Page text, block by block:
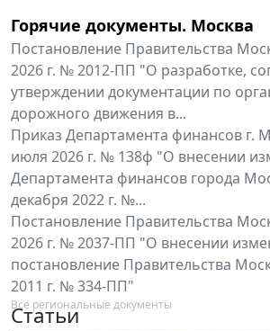
Горячие документы. Москва
Постановление Правительства
2026 г. № 2012-ПП "О разработке,
утверждении документации по
дорожного движения в...
Приказ Департамента финансов г.
июля 2026 г. № 138ф "О внесении
Департамента финансов города
декабря 2022 г. №...
Постановление Правительства
2026 г. № 2037-ПП "О внесении
постановление Правительства
2011 г. № 334-ПП"
Все региональные документы
Статьи